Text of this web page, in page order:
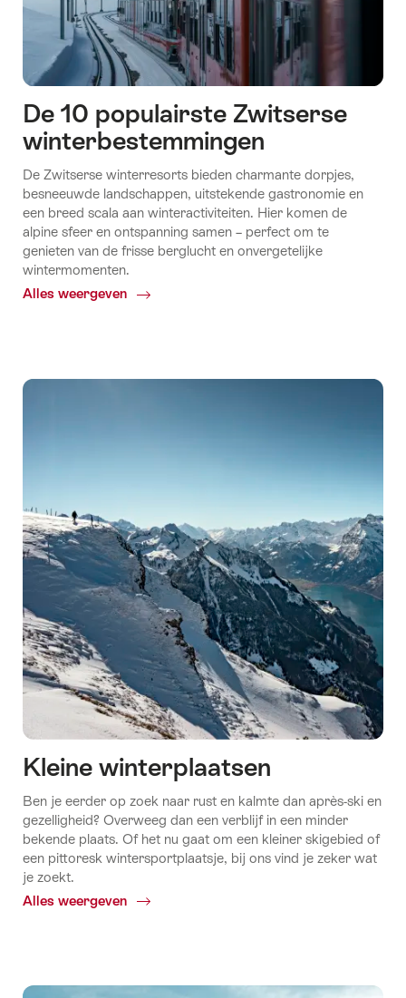
De 10 populairste Zwitserse
winterbestemmingen
De Zwitserse winterresorts bieden charmante dorpjes,
besneeuwde landschappen, uitstekende gastronomie en
een breed scala aan winteractiviteiten. Hier komen de
alpine sfeer en ontspanning samen – perfect om te
genieten van de frisse berglucht en onvergetelijke
wintermomenten.
Alles weergeven
Common.Of
Kleine winterplaatsen
Ben je eerder op zoek naar rust en kalmte dan après-ski en
gezelligheid? Overweeg dan een verblijf in een minder
bekende plaats. Of het nu gaat om een kleiner skigebied of
een pittoresk wintersportplaatsje, bij ons vind je zeker wat
je zoekt.
Alles weergeven
Common.Of